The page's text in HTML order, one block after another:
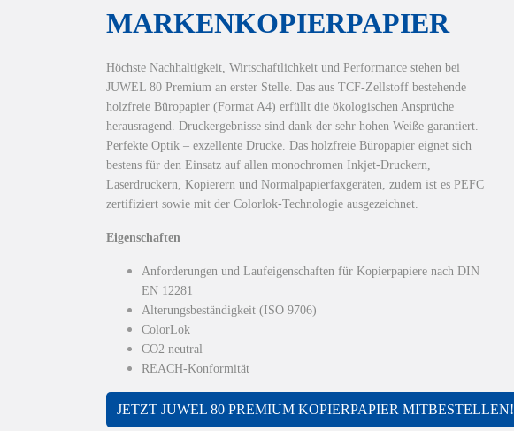
MARKENKOPIERPAPIER
Höchste Nachhaltigkeit, Wirtschaftlichkeit und Performance stehen bei
JUWEL 80 Premium an erster Stelle. Das aus TCF-Zellstoff bestehende
holzfreie Büropapier (Format A4) erfüllt die ökologischen Ansprüche
herausragend. Druckergebnisse sind dank der sehr hohen Weiße garantiert.
Perfekte Optik – exzellente Drucke. Das holzfreie Büropapier eignet sich
bestens für den Einsatz auf allen monochromen Inkjet-Druckern,
Laserdruckern, Kopierern und Normalpapierfaxgeräten, zudem ist es PEFC
zertifiziert sowie mit der Colorlok-Technologie ausgezeichnet.
Eigenschaften
Anforderungen und Laufeigenschaften für Kopierpapiere nach DIN
EN 12281
Alterungsbeständigkeit (ISO 9706)
ColorLok
CO2 neutral
REACH-Konformität
JETZT JUWEL 80 PREMIUM KOPIERPAPIER MITBESTELLEN!